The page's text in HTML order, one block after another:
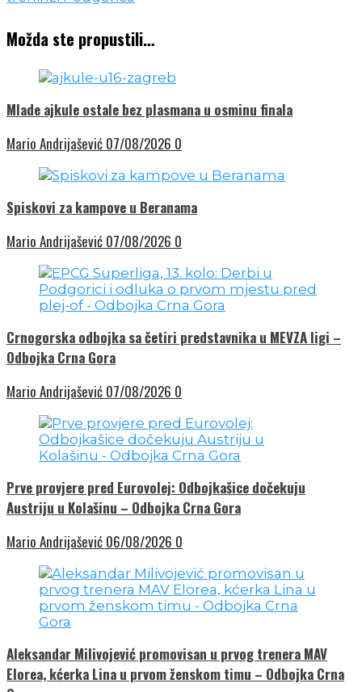
Možda ste propustili…
Mlade ajkule ostale bez plasmana u osminu finala
Mario Andrijašević 07/08/2026 0
Spiskovi za kampove u Beranama
Mario Andrijašević 07/08/2026 0
Crnogorska odbojka sa četiri predstavnika u MEVZA ligi –
Odbojka Crna Gora
Mario Andrijašević 07/08/2026 0
Prve provjere pred Eurovolej: Odbojkašice dočekuju
Austriju u Kolašinu – Odbojka Crna Gora
Mario Andrijašević 06/08/2026 0
Aleksandar Milivojević promovisan u prvog trenera MAV
Elorea, kćerka Lina u prvom ženskom timu – Odbojka Crna